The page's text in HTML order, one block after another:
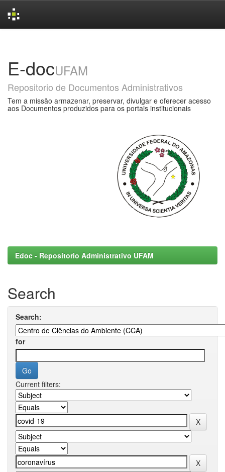
E-docUFAM
Repositorio de Documentos Administrativos
Tem a missão armazenar, preservar, divulgar e oferecer acesso
aos Documentos produzidos para os portais institucionais
Edoc - Repositorio Administrativo UFAM
Search
Search:
for
Current filters: